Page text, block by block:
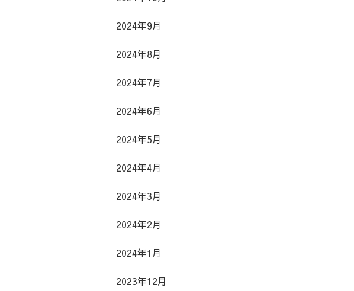
2024年9月
2024年8月
2024年7月
2024年6月
2024年5月
2024年4月
2024年3月
2024年2月
2024年1月
2023年12月